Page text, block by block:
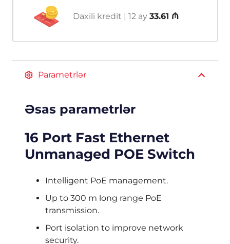
ədəd
Daxili kredit | 12 ay 33.61 ₼
Parametrlər
Əsas parametrlər
16 Port Fast Ethernet
Unmanaged POE Switch
Intelligent PoE management.
Up to 300 m long range PoE
transmission.
Port isolation to improve network
security.